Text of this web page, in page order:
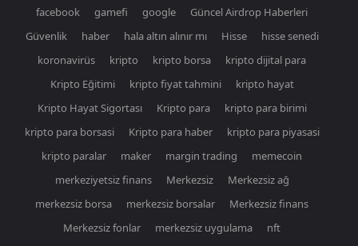
facebook
gamefi google
Güncel Airdrop Haberleri
Güvenlik
haber hala altın alınır mı Hisse
hisse senedi
koronavirüs
kripto kripto borsa
kripto dijital para
Kripto Eğitimi
kripto fiyat tahmini
kripto hayat
Kripto Hayat Sigortası
Kripto para
kripto para birimi
kripto para borsasi
Kripto para haber
kripto para piyasasi
kripto paralar
maker margin trading
memecoin
merkeziyetsiz finans
Merkezsiz
Merkezsiz ağ
merkezsiz borsa
merkezsiz borsalar
Merkezsiz finans
Merkezsiz fonlar
merkezsiz uygulama
nft